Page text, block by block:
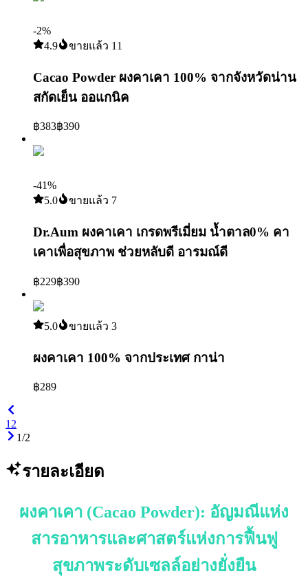
-2%
4.9
ขายแล้ว 11
Cacao Powder ผงคาเคา 100% จากจังหวัดน่าน
สกัดเย็น ออแกนิค
฿383฿390
-41%
5.0
ขายแล้ว 7
Dr.Aum ผงคาเคา เกรดพรีเมี่ยม น้ำตาล0% คา
เคาเพื่อสุขภาพ ช่วยหลับดี อารมณ์ดี
฿229฿390
5.0 ขายแล้ว 3
ผงคาเคา 100% จากประเทศ กาน่า
฿289
1 2
1/2
รายละเอียด
ผงคาเคา (Cacao Powder): อัญมณีแห่ง
สารอาหารและศาสตร์แห่งการฟื้นฟู
สุขภาพระดับเซลล์อย่างยั่งยืน